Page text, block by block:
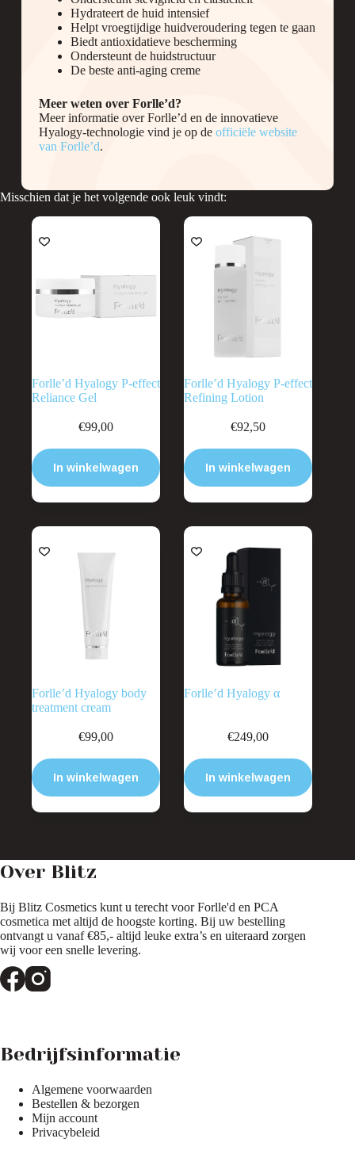
Hydrateert de huid intensief
Helpt vroegtijdige huidveroudering tegen te gaan
Biedt antioxidatieve bescherming
Ondersteunt de huidstructuur
De beste anti-aging creme
Meer weten over Forlle’d?
Meer informatie over Forlle’d en de innovatieve
Hyalogy-technologie vind je op deofficiële website
van Forlle’d.
Misschien dat je het volgende ook leuk vindt:
Forlle’d Hyalogy P-effect
Reliance Gel
€99,00
In winkelwagen
Forlle’d Hyalogy P-effect
Refining Lotion
€92,50
In winkelwagen
Forlle’d Hyalogy body
treatment cream
€99,00
In winkelwagen
Forlle’d Hyalogy α
€249,00
In winkelwagen
Over Blitz
Bij Blitz Cosmetics kunt u terecht voor Forlle'd en PCA
cosmetica met altijd de hoogste korting. Bij uw bestelling
ontvangt u vanaf €85,- altijd leuke extra’s en uiteraard zorgen
wij voor een snelle levering.
Bedrijfsinformatie
Algemene voorwaarden
Bestellen & bezorgen
Mijn account
Privacybeleid